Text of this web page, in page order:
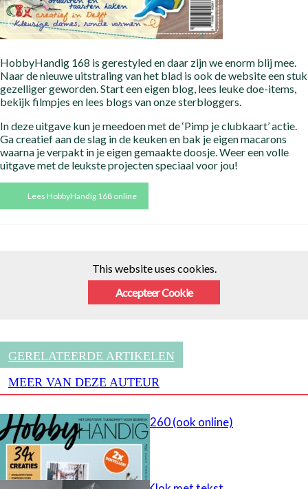
HobbyHandig 168 is gerestyled en daar zijn we enorm blij mee.
Naar de nieuwe uitstraling van het blad is ook de website een stuk
gezelliger geworden. Start een eigen blog, lees leuke doe-items,
bekijk filmpjes en lees blogs van onze sterbloggers.
In deze uitgave kun je meedoen met de ‘Pimp je clubkaart’ actie.
Ga creatief aan de slag in de keuken en bak je eigen macarons
waarna je verpakt in je eigen gemaakte doosje. Weer een volle
uitgave met de leukste projecten speciaal voor jou!
Lees HobbyHandig 168 online
This website uses cookies.
Accepteer Cookie
GERELATEERDE ARTIKELEN
MEER VAN DEZE AUTEUR
HobbyHandig 260 (ook online)